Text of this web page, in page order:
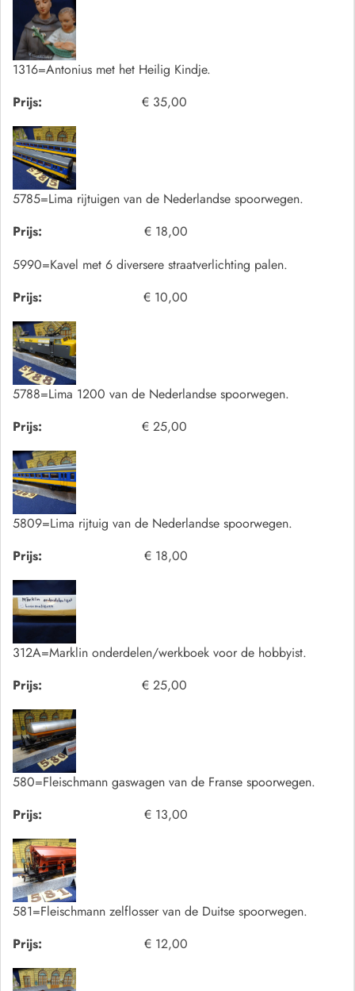
1316=Antonius met het Heilig Kindje.
Prijs:
€ 35,00
5785=Lima rijtuigen van de Nederlandse spoorwegen.
Prijs:
€ 18,00
5990=Kavel met 6 diversere straatverlichting palen.
Prijs:
€ 10,00
5788=Lima 1200 van de Nederlandse spoorwegen.
Prijs:
€ 25,00
5809=Lima rijtuig van de Nederlandse spoorwegen.
Prijs:
€ 18,00
312A=Marklin onderdelen/werkboek voor de hobbyist.
Prijs:
€ 25,00
580=Fleischmann gaswagen van de Franse spoorwegen.
Prijs:
€ 13,00
581=Fleischmann zelflosser van de Duitse spoorwegen.
Prijs:
€ 12,00